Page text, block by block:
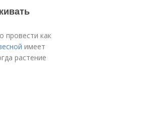
провести как
имеет
растение